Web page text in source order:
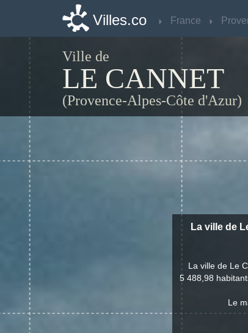
Villes.co France
Ville de
LE CANNET
(Provence-Alpes-Côte d'Azur)
La ville de
La ville de Le
5 488,98
Le
Villes.co France